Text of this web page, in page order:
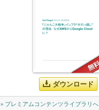
ダウンロード
» プレミアムコンテンツライブラリへ